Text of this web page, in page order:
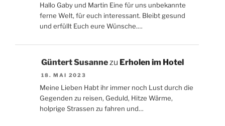
Hallo Gaby und Martin Eine für uns unbekannte
ferne Welt, für euch interessant. Bleibt gesund
und erfüllt Euch eure Wünsche.…
Güntert Susannezu Erholen im Hotel
18. MAI 2023
Meine Lieben Habt ihr immer noch Lust durch die
Gegenden zu reisen, Geduld, Hitze Wärme,
holprige Strassen zu fahren und…